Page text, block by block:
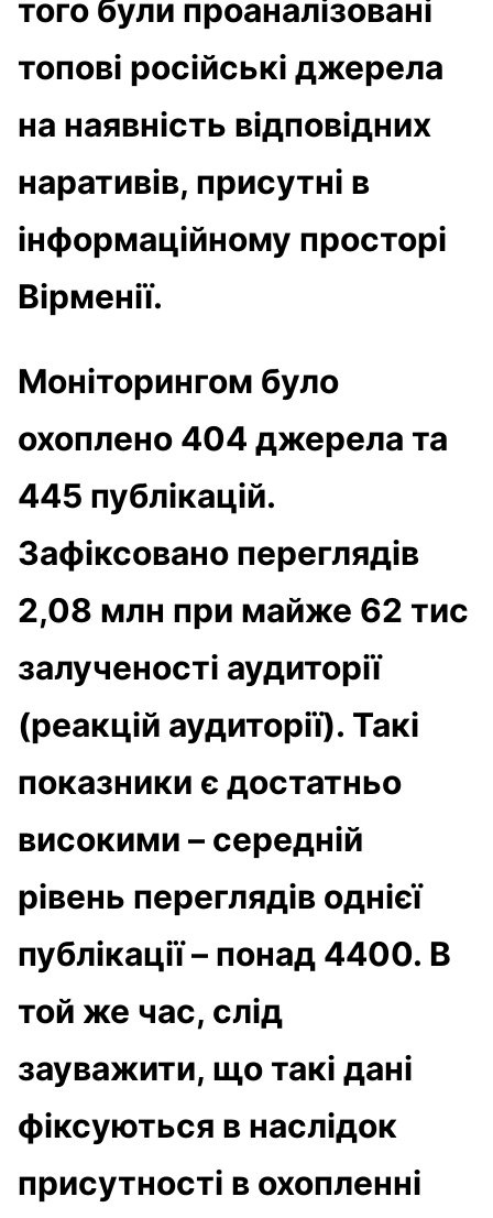
того були проаналізовані
топові російські джерела
на наявність відповідних
наративів, присутні в
інформаційному просторі
Вірменії.
Моніторингом було
охоплено 404 джерела та
445 публікацій.
Зафіксовано переглядів
2,08 млн при майже 62 тис
залученості аудиторії
(реакцій аудиторії). Такі
показники є достатньо
високими – середній
рівень переглядів однієї
публікації – понад 4400. В
той же час, слід
зауважити, що такі дані
фіксуються в наслідок
присутності в охопленні